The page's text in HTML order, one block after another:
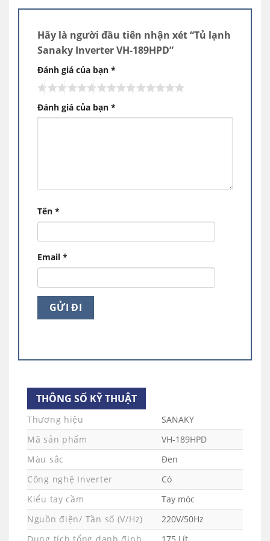
NỘI THẤT HIỆN ĐẠI – TINH TẾ
đẳng cấp vượt thời gian.
NGĂN ĐÔNG MỀM CỦA TỦ LẠNH
SANAKY
Giữ trọn dưỡng chất, đạt chuẩn tươi
ngon
Hãy là người đầu tiên nhận xét “Tủ lạnh
Sanaky Inverter VH-189HPD”
Đánh giá của bạn *
Đánh giá của bạn *
Tên *
Email *
THÔNG SỐ KỸ THUẬT
Thương hiệu
SANAKY
Mã sản phẩm
VH-189HPD
Màu sắc
Đen
Công nghệ Inverter
Có
Kiểu tay cầm
Tay móc
Nguồn điện/ Tần số (V/Hz)
220V/50Hz